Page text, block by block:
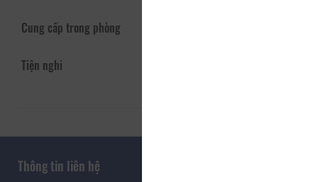
Cung cấp trong phòng
Tiện nghi
Thông tin liên hệ